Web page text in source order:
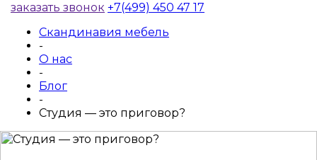
заказать звонок +7(499) 450 47 17
Скандинавия мебель
-
О нас
-
Блог
-
Студия — это приговор?